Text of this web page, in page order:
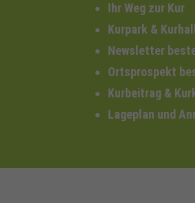
Ihr Weg zur Kur
Kurpark &
Newsletter
Ortsprospekt
Kurbeitrag &
Lageplan und